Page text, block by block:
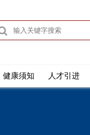
健康须知 人才引进